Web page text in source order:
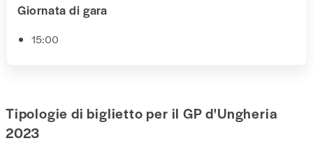
Giornata di gara
15:00
Tipologie di biglietto per il GP d'Ungheria
2023